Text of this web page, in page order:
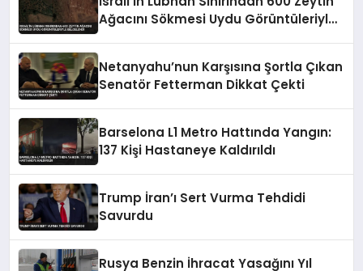
Ağacını Sökmesi Uydu Görüntüleriyle
Netanyahu’nun Karşısına Şortla Çıkan
Senatör Fetterman Dikkat Çekti
Barselona L1 Metro Hattında Yangın:
137 Kişi Hastaneye Kaldırıldı
Trump İran’ı Sert Vurma Tehdidi
Savurdu
Rusya Benzin İhracat Yasağını Yıl